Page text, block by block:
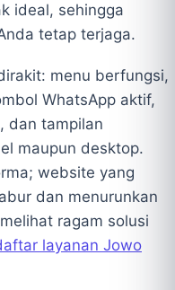
ideal, sehingga
tetap terjaga.
menu berfungsi,
WhatsApp aktif,
dan tampilan
maupun desktop.
website yang
dan menurunkan
ragam solusi
layanan Jowo